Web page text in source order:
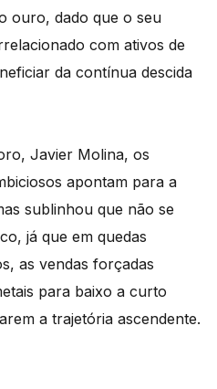
ouro, dado que o seu
com ativos de
da contínua descida
Javier Molina, os
apontam para a
sublinhou que não se
já que em quedas
as vendas forçadas
para baixo a curto
a trajetória ascendente.